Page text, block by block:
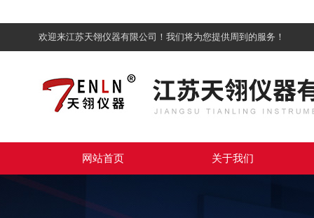
欢迎来江苏天翎仪器有限公司！我们将为您提供周到的服务！
网站首页 关于我们